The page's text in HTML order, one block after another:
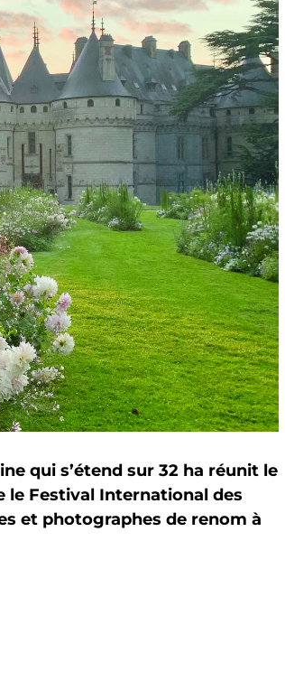
qui s’étend sur 32 ha réunit le
le Festival International des
et photographes de renom à